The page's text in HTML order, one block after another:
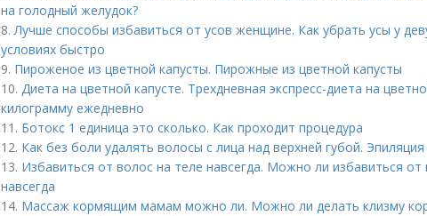
на голодный желудок?
8.Лучше способы избавиться от усов женщине. Как убрать усы у
условиях быстро
9. Пироженое из цветной капусты. Пирожные из цветной капусты
10. Диета на цветной капусте. Трехдневная экспресс-диета на
килограмму ежедневно
11. Ботокс 1 единица это сколько. Как проходит процедура
12. Как без боли удалять волосы с лица над верхней губой.
13. Избавиться от волос на теле навсегда. Можно ли избавиться
навсегда
14. Массаж кормящим мамам можно ли. Можно ли делать клизму